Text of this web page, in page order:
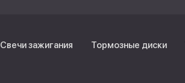
Свечи зажигания Тормозные диски